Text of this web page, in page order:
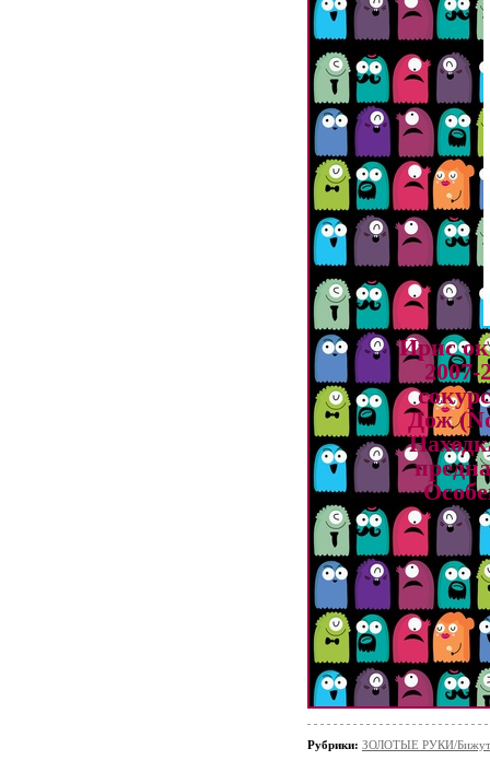
Ирис
2007-
Дож
Рубрики: ЗОЛОТЫЕ РУКИ/